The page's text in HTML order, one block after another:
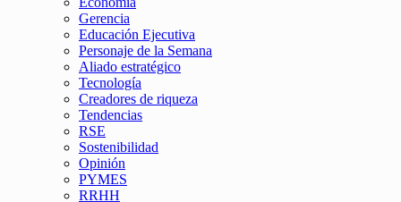
Gerencia
Educación Ejecutiva
Personaje de la Semana
Aliado estratégico
Tecnología
Creadores de riqueza
Tendencias
RSE
Sostenibilidad
Opinión
PYMES
RRHH